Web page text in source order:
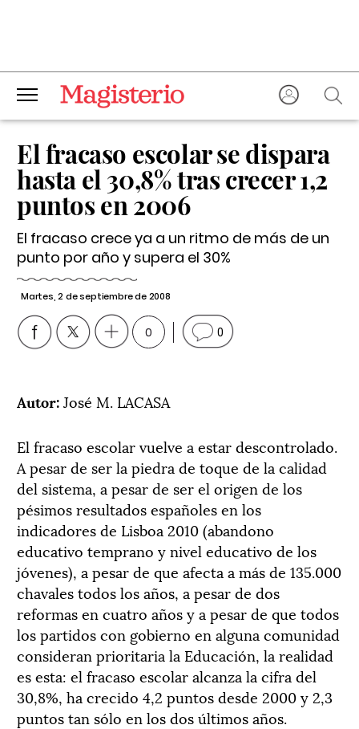
El fracaso escolar se dispara
hasta el 30,8% tras crecer 1,2
puntos en 2006
El fracaso crece ya a un ritmo de más de un
punto por año y supera el 30%
Martes, 2 de septiembre de 2008
0 0
Autor:José M. LACASA
El fracaso escolar vuelve a estar descontrolado.
A pesar de ser la piedra de toque de la calidad
del sistema, a pesar de ser el origen de los
pésimos resultados españoles en los
indicadores de Lisboa 2010 (abandono
educativo temprano y nivel educativo de los
jóvenes), a pesar de que afecta a más de 135.000
chavales todos los años, a pesar de dos
reformas en cuatro años y a pesar de que todos
los partidos con gobierno en alguna comunidad
consideran prioritaria la Educación, la realidad
es esta: el fracaso escolar alcanza la cifra del
30,8%, ha crecido 4,2 puntos desde 2000 y 2,3
puntos tan sólo en los dos últimos años.